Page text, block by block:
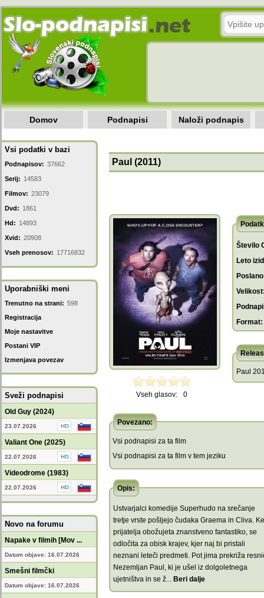
Domov Podnapisi Naloži podnapis
Vsi podatki v bazi
Podnapisov: 37662
Serij: 14583
Filmov: 23079
Dvd: 1861
Hd: 14893
Xvid: 20908
Vseh prenosov: 17716832
Uporabniški meni
Trenutno na strani: 598
Registracija
Moje nastavitve
Postani VIP
Izmenjava povezav
Sveži podnapisi
Old Guy (2024)
23.07.2026
Valiant One (2025)
22.07.2026
Videodrome (1983)
22.07.2026
Novo na forumu
Napake v filmih [Mov ...
Datum objave: 16.07.2026
Smešni filmčki
Datum objave: 16.07.2026
Paul (2011)
Vseh glasov: 0
Število
Leto
Format:
Paul
Povezano:
Vsi podnapisi za ta film
Vsi podnapisi za ta film v tem jeziku
Opis:
Ustvarjalci komedije Superhudo na srečanje
tretje vrste pošljejo čudaka Graema in Cliva.
prijatelja obožujeta znanstveno fantastiko, se
odločita za obisk krajev, kjer naj bi pristali
neznani leteči predmeti. Pot jima prekriža
Nezemljan Paul, ki je ušel iz dolgoletnega
ujetništva in se ž... Beri dalje